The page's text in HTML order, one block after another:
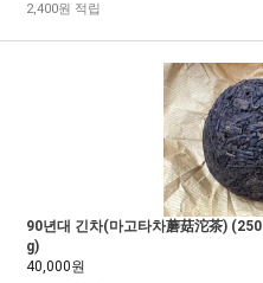
2,400원 적립
90년대 긴차(마고타차蘑菇沱茶) (250
g)
40,000원